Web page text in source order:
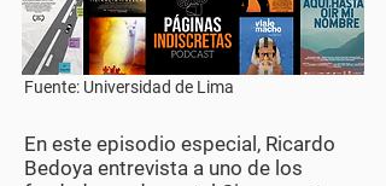
Fuente: Universidad de Lima
En este episodio especial, Ricardo
Bedoya entrevista a uno de los